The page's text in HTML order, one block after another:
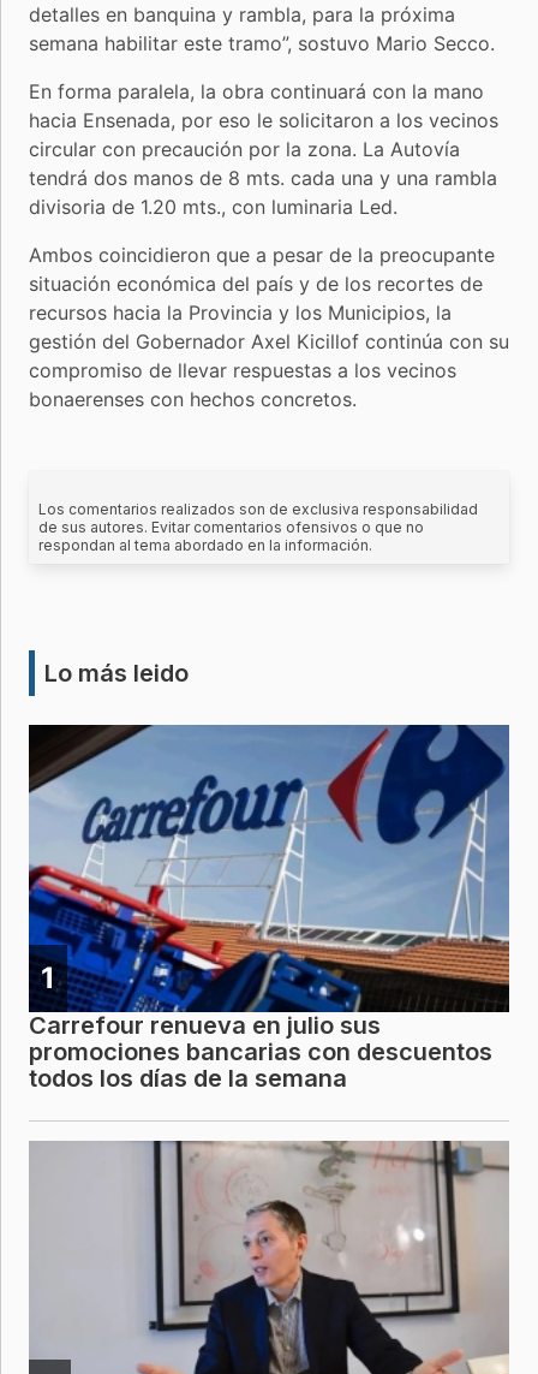
detalles en banquina y rambla, para la próxima
semana habilitar este tramo”, sostuvo Mario Secco.
En forma paralela, la obra continuará con la mano
hacia Ensenada, por eso le solicitaron a los vecinos
circular con precaución por la zona. La Autovía
tendrá dos manos de 8 mts. cada una y una rambla
divisoria de 1.20 mts., con luminaria Led.
Ambos coincidieron que a pesar de la preocupante
situación económica del país y de los recortes de
recursos hacia la Provincia y los Municipios, la
gestión del Gobernador Axel Kicillof continúa con su
compromiso de llevar respuestas a los vecinos
bonaerenses con hechos concretos.
Los comentarios realizados son de exclusiva responsabilidad
de sus autores. Evitar comentarios ofensivos o que no
respondan al tema abordado en la información.
Lo más leido
1
Carrefour renueva en julio sus
promociones bancarias con descuentos
todos los días de la semana